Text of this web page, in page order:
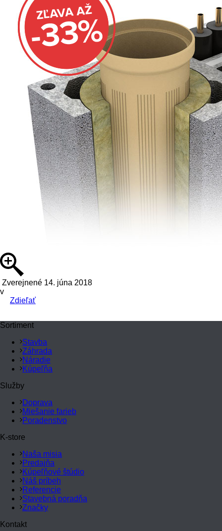
Zverejnené 14. júna 2018
v
Zdieľať
Sortiment
Stavba
Záhrada
Náradie
Kúpeľňa
Služby
Doprava
Miešanie farieb
Poradenstvo
K-store
Naša misia
Predajňa
Kúpeľňové štúdio
Náš príbeh
Referencie
Stavebná poradňa
Značky
Kontakt